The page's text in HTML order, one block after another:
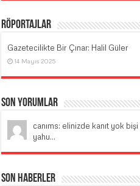
Röportajlar
Gazetecilikte Bir Çınar: Halil Güler
14 Mayıs 2025
Son Yorumlar
canıms: elinizde kanıt yok
yahu...
Son Haberler